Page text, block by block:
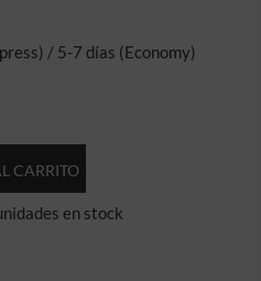
/ 5-7 días (Economy)
CARRITO
en stock